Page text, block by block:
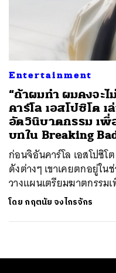
Entertainment
“ถ้าผมทำ ผมคงจะ
คาร์โล เอสโปซิโต เ
อัตวินิบาตกรรม เพื่
บทใน Breaking
ก่อนจิอันคาร์โล เอสโปซิโ
ดังต่างๆ เขาเคยตกอยู่ใ
วางแผนเตรียมฆาตกรรม
โดย กฤตนัย จงไกรจักร
SHARE